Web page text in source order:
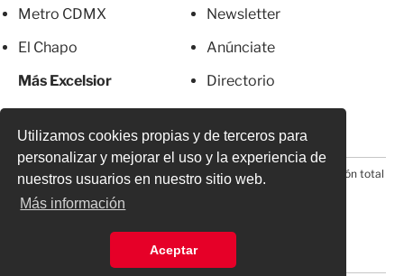
Utilizamos cookies propias y de terceros para
personalizar y mejorar el uso y la experiencia de
nuestros usuarios en nuestro sitio web.
Más información
Aceptar
Metro CDMX
El Chapo
Más Excelsior
Newsletter
Anúnciate
Directorio
© 2026 Todos los derechos reservados. Prohibida la reproducción total
o parcial, incluyendo cualquier medio electrónico*